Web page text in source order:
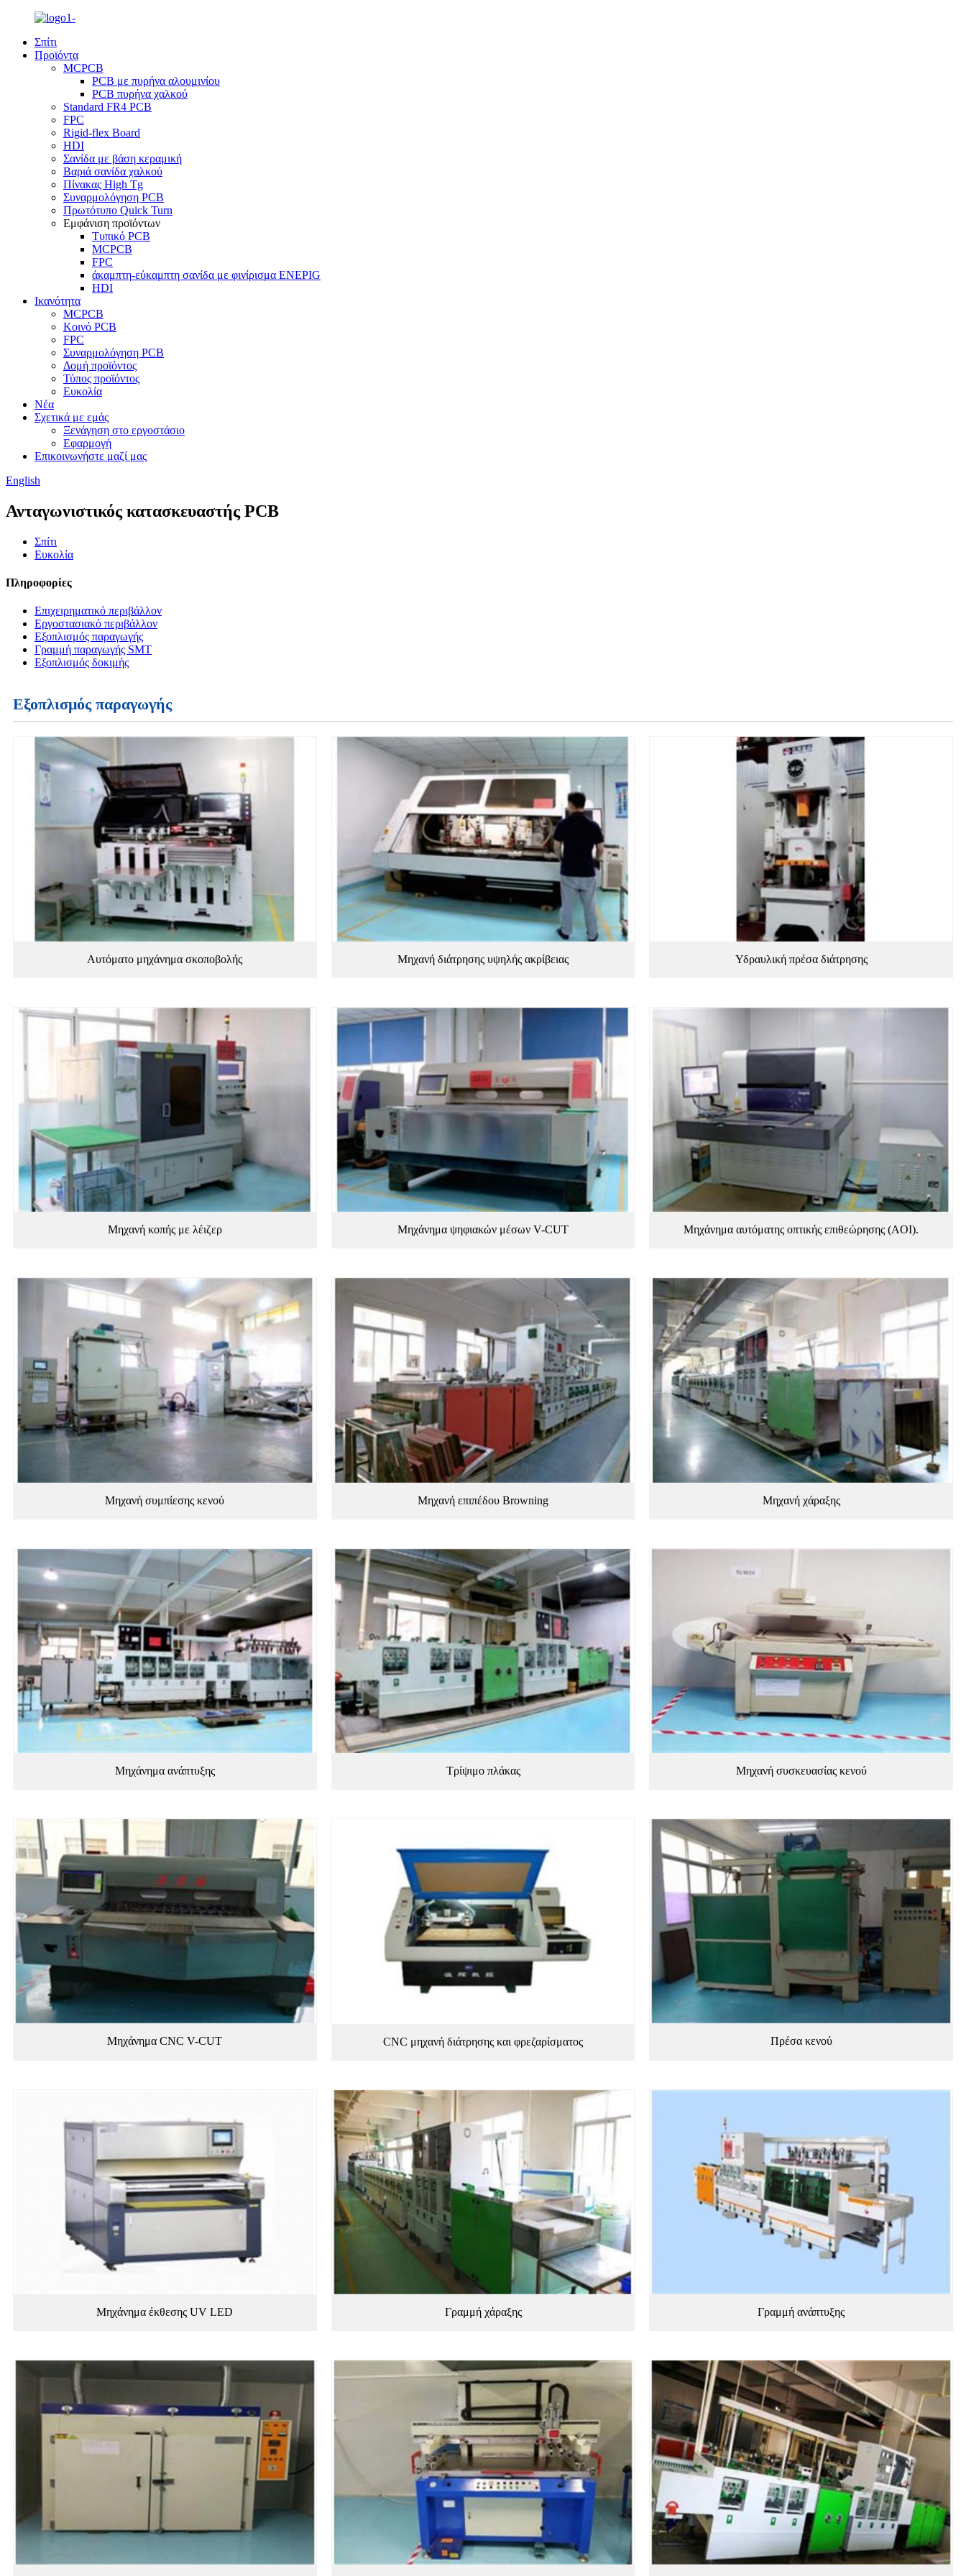
Σπίτι
Προϊόντα
MCPCB
PCB με πυρήνα αλουμινίου
PCB πυρήνα χαλκού
Standard FR4 PCB
FPC
Rigid-flex Board
HDI
Σανίδα με βάση κεραμική
Βαριά σανίδα χαλκού
Πίνακας High Tg
Συναρμολόγηση PCB
Πρωτότυπο Quick Turn
Εμφάνιση προϊόντων
Τυπικό PCB
MCPCB
FPC
άκαμπτη-εύκαμπτη σανίδα με φινίρισμα ENEPIG
HDI
Ικανότητα
MCPCB
Κοινό PCB
FPC
Συναρμολόγηση PCB
Δομή προϊόντος
Τύπος προϊόντος
Ευκολία
Νέα
Σχετικά με εμάς
Ξενάγηση στο εργοστάσιο
Εφαρμογή
Επικοινωνήστε μαζί μας
English
Ανταγωνιστικός κατασκευαστής PCB
Σπίτι
Ευκολία
Πληροφορίες
Επιχειρηματικό περιβάλλον
Εργοστασιακό περιβάλλον
Εξοπλισμός παραγωγής
Γραμμή παραγωγής SMT
Εξοπλισμός δοκιμής
Εξοπλισμός παραγωγής
Αυτόματο μηχάνημα σκοποβολής Μηχανή διάτρησης υψηλής ακρίβειας Υδραυλική πρέσα διάτρησης
Μηχανή κοπής με λέιζερ Μηχάνημα ψηφιακών μέσων V-CUT Μηχάνημα αυτόματης οπτικής επιθεώρησης (AOI).
Μηχανή συμπίεσης κενού Μηχανή επιπέδου Browning Μηχανή χάραξης
Μηχάνημα ανάπτυξης Τρίψιμο πλάκας Μηχανή συσκευασίας κενού
Μηχάνημα CNC V-CUT CNC μηχανή διάτρησης και φρεζαρίσματος Πρέσα κενού
Μηχάνημα έκθεσης UV LED Γραμμή χάραξης Γραμμή ανάπτυξης